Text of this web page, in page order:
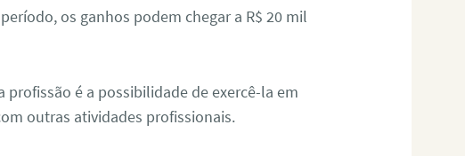
os ganhos podem chegar a R$ 20 mil
profissão é a possibilidade de exercê-la em
outras atividades profissionais.